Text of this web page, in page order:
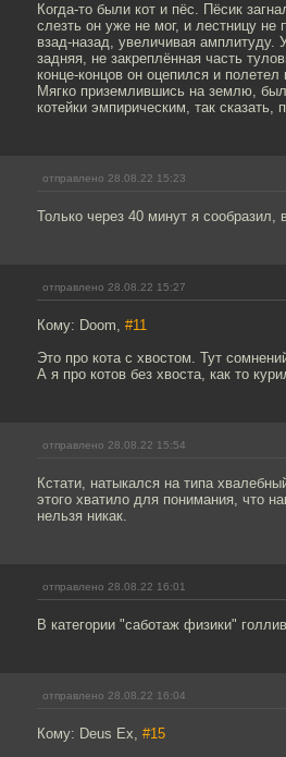
Когда-то были кот и пёс. Пёсик
слезть он уже не мог, и лестницу не
взад-назад, увеличивая амплитуду.
задняя, не закреплённая часть
конце-концов он оцепился и
Мягко приземлившись на землю,
котейки эмпирическим, так сказать,
отправлено 28.08.22 15:23
Только через 40 минут я
отправлено 28.08.22 15:27
Кому: Doom, #11
Это про кота с хвостом. Тут
А я про котов без хвоста, как то
отправлено 28.08.22 15:54
Кстати, натыкался на типа
этого хватило для понимания, что
нельзя никак.
отправлено 28.08.22 16:01
В категории "саботаж физики"
отправлено 28.08.22 16:04
Кому: Deus Ex, #15